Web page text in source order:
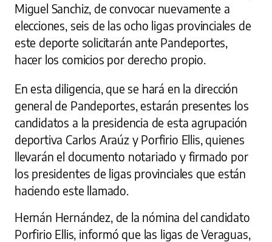
Miguel Sanchiz, de convocar nuevamente a
elecciones, seis de las ocho ligas provinciales de
este deporte solicitarán ante Pandeportes,
hacer los comicios por derecho propio.
En esta diligencia, que se hará en la dirección
general de Pandeportes, estarán presentes los
candidatos a la presidencia de esta agrupación
deportiva Carlos Araúz y Porfirio Ellis, quienes
llevarán el documento notariado y firmado por
los presidentes de ligas provinciales que están
haciendo este llamado.
Hernán Hernández, de la nómina del candidato
Porfirio Ellis, informó que las ligas de Veraguas,